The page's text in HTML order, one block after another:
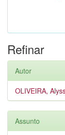
Refinar
Autor
OLIVEIRA,
Assunto